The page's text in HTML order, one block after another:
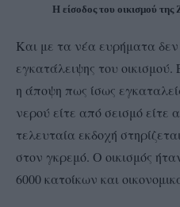
Η είσοδος του οικισμού
Και με τα νέα ευρήματα δεν
εγκατάλειψης του οικισμού.
η άποψη πως ίσως
νερού είτε από σεισμό είτε
τελευταία εκδοχή
στον γκρεμό. Ο οικισμός
6000 κατοίκων και